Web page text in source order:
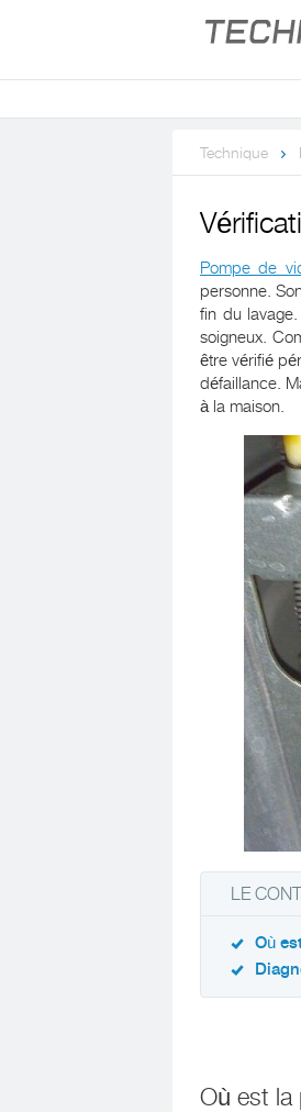
Technique
Pompe de
personne.
fin du
soigneux.
être vérifié
défaillance.
à la maison.
LE
Où
Où est la